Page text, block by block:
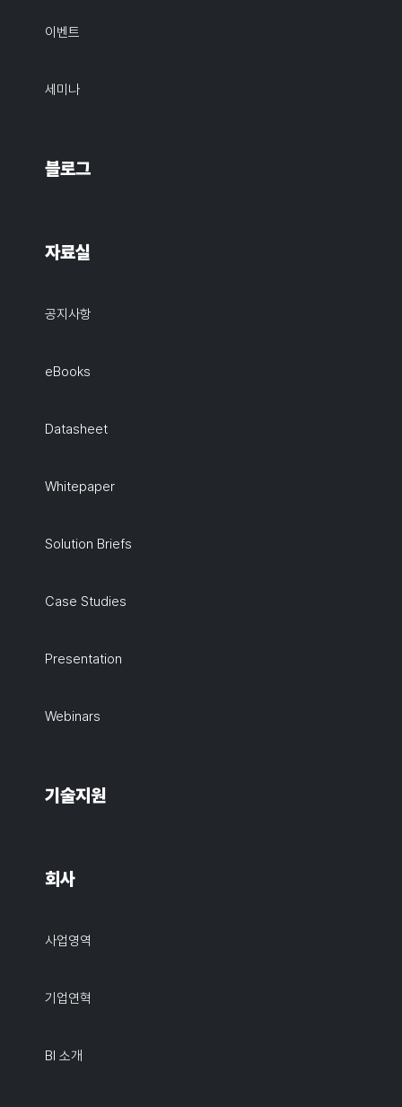
이벤트
세미나
블로그
자료실
공지사항
eBooks
Datasheet
Whitepaper
Solution Briefs
Case Studies
Presentation
Webinars
기술지원
회사
사업영역
기업연혁
BI 소개